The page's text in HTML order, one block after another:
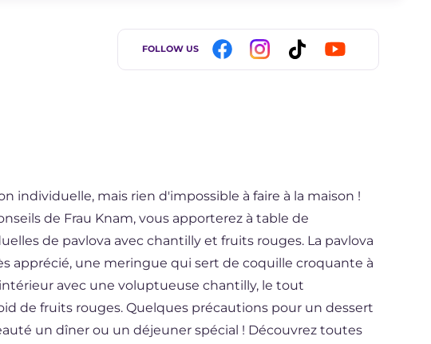
FOLLOW US
individuelle, mais rien d'impossible à faire à la maison !
de Frau Knam, vous apporterez à table de
de pavlova avec chantilly et fruits rouges. La pavlova
apprécié, une meringue qui sert de coquille croquante à
avec une voluptueuse chantilly, le tout
de fruits rouges. Quelques précautions pour un dessert
un dîner ou un déjeuner spécial ! Découvrez toutes